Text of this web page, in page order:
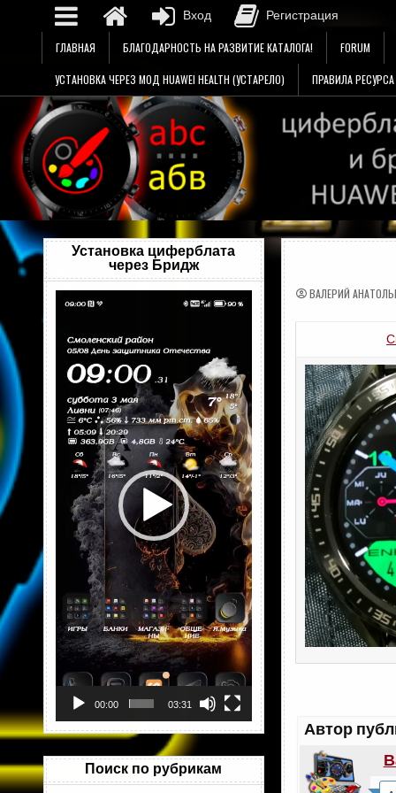
содержимому
ГЛАВНАЯ БЛАГОДАРНОСТЬ НА РАЗВИТИЕ КАТАЛОГА! FORUM
УСТАНОВКА ЧЕРЕЗ МОД HUAWEI HEALTH (УСТАРЕЛО) ПРАВИЛА РЕСУРСА
Установка циферблата
через Бридж
Видеоплеер
00:00 03:31
Поиск по рубрикам
ВАЛЕРИЙ
Автор
Вход Регистрация